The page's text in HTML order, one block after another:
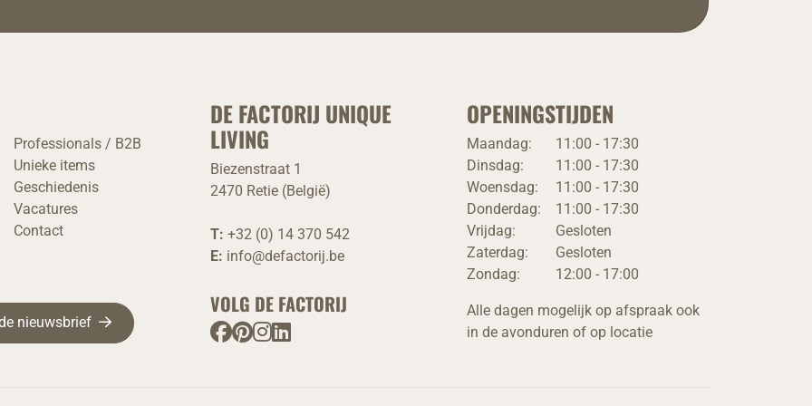
Professionals / B2B
Unieke items
Geschiedenis
Vacatures
Contact
nieuwsbrief
DE FACTORIJ UNIQUE
LIVING
Biezenstraat 1
2470 Retie (België)
T: +32 (0) 14 370 542
E: info@defactorij.be
VOLG DE FACTORIJ
OPENINGSTIJDEN
Maandag:
Dinsdag:
Woensdag:
Donderdag:
Vrijdag:
Zaterdag:
Zondag:
11:00 - 17:30
11:00 - 17:30
11:00 - 17:30
11:00 - 17:30
Gesloten
Gesloten
12:00 - 17:00
Alle dagen mogelijk op afspraak ook
in de avonduren of op locatie